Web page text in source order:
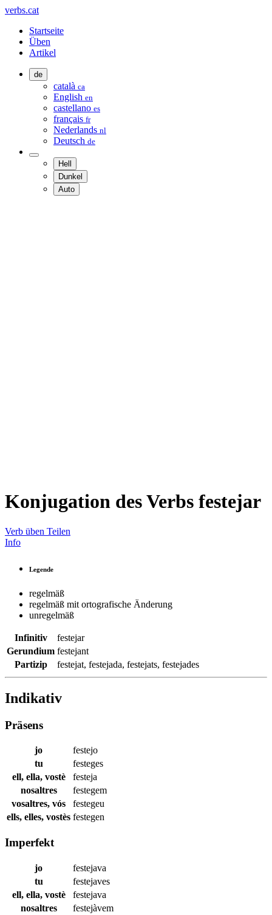
verbs.cat
Startseite
Üben
Artikel
de
català ca
English en
castellano es
français fr
Nederlands nl
Deutsch de
Hell
Dunkel
Auto
Konjugation des Verbs festejar
Verb üben Teilen
Info
Legende
regelmäß
regelmäß mit ortografische Änderung
unregelmäß
Infinitiv
festejar
Gerundium festejant
Partizip
festejat, festejada, festejats, festejades
Indikativ
Präsens
jo
festejo
tu
festeges
ell, ella, vostè
festeja
nosaltres
festegem
vosaltres, vós
festegeu
ells, elles, vostès festegen
Imperfekt
jo
festejava
tu
festejaves
ell, ella, vostè
festejava
nosaltres
festejàvem